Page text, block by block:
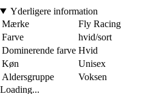
Yderligere information
Mærke
Fly Racing
Farve
hvid/sort
Dominerende farve Hvid
Køn
Unisex
Aldersgruppe
Voksen
Loading...